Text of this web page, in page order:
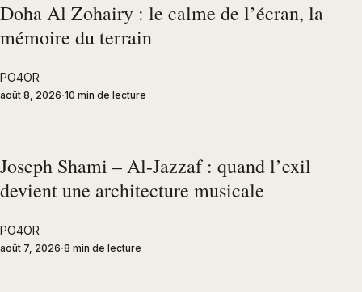
Doha Al Zohairy : le calme de l’écran, la
mémoire du terrain
PO4OR
août 8, 2026 10 min de lecture
Joseph Shami – Al-Jazzaf : quand l’exil
devient une architecture musicale
PO4OR
août 7, 2026 8 min de lecture